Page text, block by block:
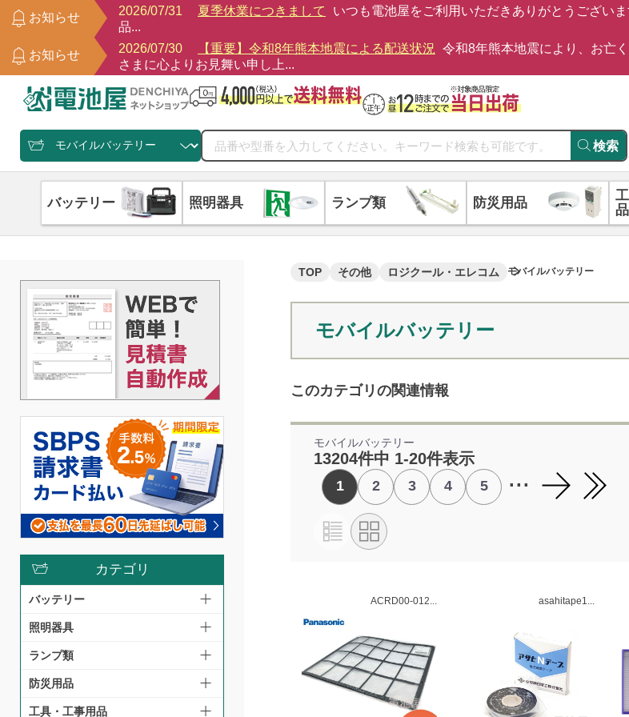
お知らせ
2026/07/31 夏季休業につきまして
いつも電池屋をご利用いただきありがとうござい
品...
お知らせ
2026/07/30 【重要】令和8年熊本地震による配送状況 令和8年熊本地震により、お亡
さまに心よりお見舞い申し上...
検索
バッテリー 照明器具 ランプ類 防災用品
品
カテゴリ
バッテリー
照明器具
ランプ類
防災用品
工具・工事用品
TOP その他 ロジクール・エレコム モバイルバッテリー
モバイルバッテリー
このカテゴリの関連情報
モバイルバッテリー
13204件中 1-20件表示
1 2 3 4 5 ...
ACRD00-012... asahitape1...